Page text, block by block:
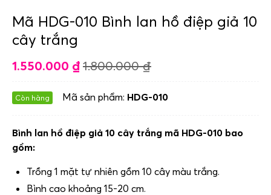
Mã HDG-010 Bình lan hồ điệp giả 10
cây trắng
1.550.000 ₫ 1.800.000₫
Còn hàng Mã sản phẩm: HDG-010
Bình lan hồ điệp giả 10 cây trắng mã HDG-010 bao
gồm:
Trồng 1 mặt tự nhiên gồm 10 cây màu trắng.
Bình cao khoảng 15-20 cm.